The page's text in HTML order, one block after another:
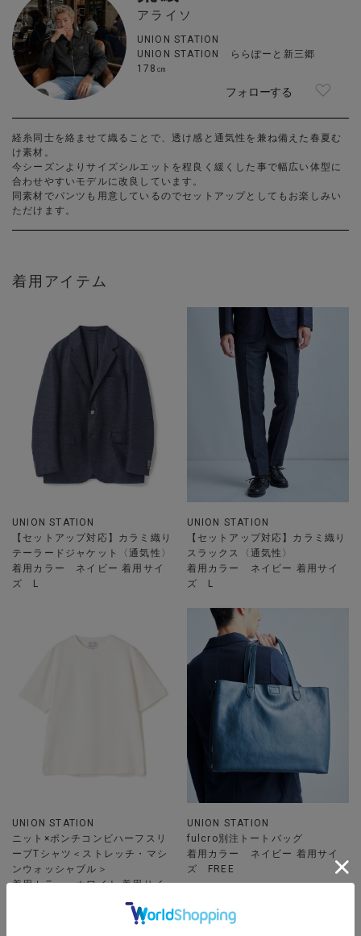
アライソ
UNION STATION
UNION STATION ららぽーと新三郷
178㎝
フォローする
経糸同士を絡ませて織ることで、透け感と通気性を兼ね備えた春夏む
け素材。
今シーズンよりサイズシルエットを程良く緩くした事で幅広い体型に
合わせやすいモデルに改良しています。
同素材でパンツも用意しているのでセットアップとしてもお楽しみい
ただけます。
着用アイテム
UNION STATION
【セットアップ対応】カラミ織り
テーラードジャケット〈通気性〉
着用カラー ネイビー 着用サイ
ズ L
UNION STATION
【セットアップ対応】カラミ織り
スラックス〈通気性〉
着用カラー ネイビー 着用サイ
ズ L
UNION STATION
ニット×ポンチコンビハーフスリ
ーブTシャツ＜ストレッチ・マシ
ンウォッシャブル＞
着用カラー ホワイト 着用サイ
UNION STATION
fulcro別注トートバッグ
着用カラー ネイビー 着用サイ
ズ FREE